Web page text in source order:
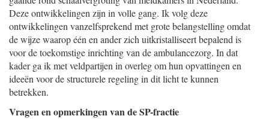
Deze ontwikkelingen zijn in volle gang. Ik volg deze
ontwikkelingen vanzelfsprekend met grote belangstelling omdat
de wijze waarop één en ander zich uitkristalliseert bepalend is
voor de toekomstige inrichting van de ambulancezorg. In dat
kader ga ik met veldpartijen in overleg om hun opvattingen en
ideeën voor de structurele regeling in dit licht te kunnen
betrekken.
Vragen en opmerkingen van de SP-fractie